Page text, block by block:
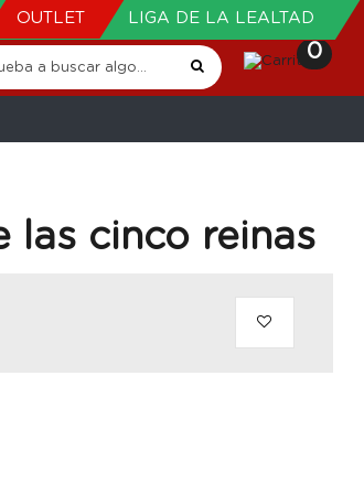
OUTLET LIGA DE LA LEALTAD
0
las cinco reinas